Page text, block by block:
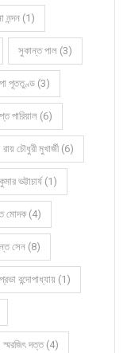
নন্দন (1)
সুকান্ত পাল (3)
পূততুণ্ড (3)
পারিয়াল (6)
রায় চৌধুরী মুখার্জী (6)
ভট্টাচার্য (1)
মোদক (4)
সেন (8)
বন্দোপাধ্যায় (1)
স্মরজিৎ দত্ত (4)